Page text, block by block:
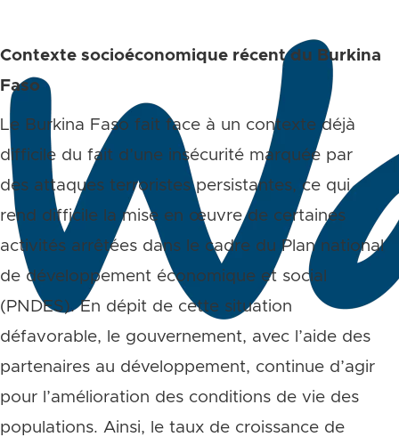
Contexte socioéconomique récent du Burkina
Faso
Le Burkina Faso fait face à un contexte déjà
difficile du fait d’une insécurité marquée par
des attaques terroristes persistantes, ce qui
rend difficile la mise en œuvre de certaines
activités arrêtées dans le cadre du Plan national
de développement économique et social
(PNDES). En dépit de cette situation
défavorable, le gouvernement, avec l’aide des
partenaires au développement, continue d’agir
pour l’amélioration des conditions de vie des
populations. Ainsi, le taux de croissance de